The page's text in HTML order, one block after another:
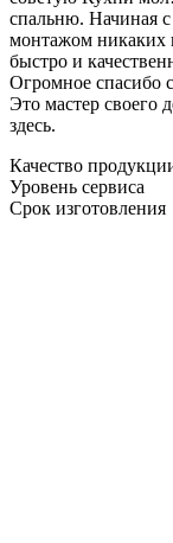
спальню. Начиная с
монтажом никаких
быстро и
Огромное спасибо
Это мастер своего
здесь.
Качество
Уровень сервиса
Срок изготовления